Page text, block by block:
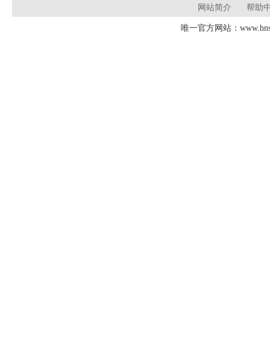
网站简介 帮助
唯一官方网站：